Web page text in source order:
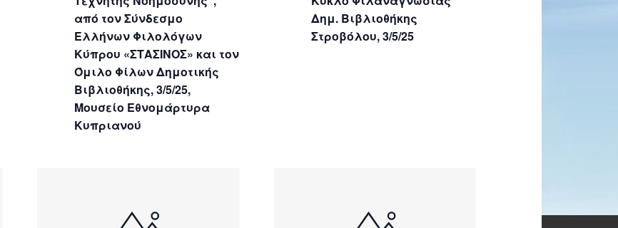
από τον Σύνδεσμο
Ελλήνων Φιλολόγων
Κύπρου «ΣΤΑΣΙΝΟΣ» και τον
Όμιλο Φίλων Δημοτικής
Βιβλιοθήκης, 3/5/25,
Μουσείο Εθνομάρτυρα
Κυπριανού
Δημ. Βιβλιοθήκης
Στροβόλου, 3/5/25